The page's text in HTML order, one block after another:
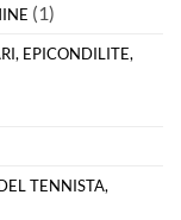
(1)
EPICONDILITE,
TENNISTA,